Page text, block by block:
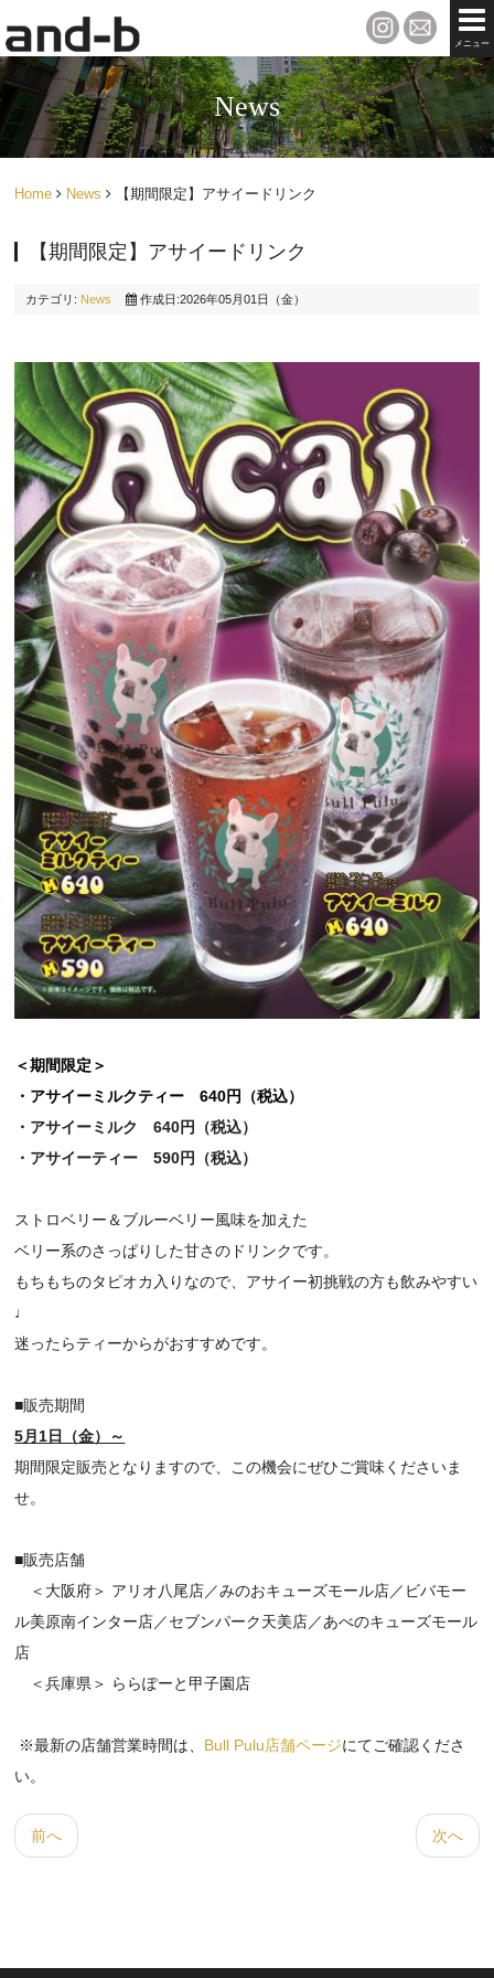
メニュー
News
Home News 【期間限定】アサイードリンク
【期間限定】アサイードリンク
カテゴリ: News 作成日:2026年05月01日（金）
＜期間限定＞
・アサイーミルクティー 640円（税込）
・アサイーミルク 640円（税込）
・アサイーティー 590円（税込）
ストロベリー＆ブルーベリー風味を加えた
ベリー系のさっぱりした甘さのドリンクです。
もちもちのタピオカ入りなので、アサイー初挑戦の方も飲みやすい
♩
迷ったらティーからがおすすめです。
■販売期間
5月1日（金）～
期間限定販売となりますので、この機会にぜひご賞味くださいま
せ。
■販売店舗
＜大阪府＞ アリオ八尾店／みのおキューズモール店／ビバモー
ル美原南インター店／セブンパーク天美店／あべのキューズモール
店
＜兵庫県＞ ららぽーと甲子園店
※最新の店舗営業時間は、 Bull Pulu店舗ページにてご確認くださ
い。
前へ 次へ